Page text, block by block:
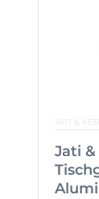
JATI &
Jati